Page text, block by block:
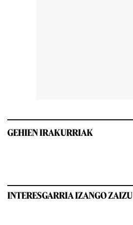
GEHIEN IRAKURRIAK
INTERESGARRIA IZANGO ZAIZU